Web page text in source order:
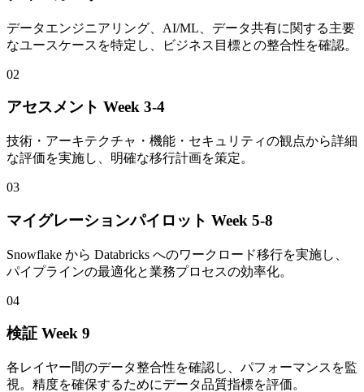
データエンジニアリング、AI/ML、データ共有に関する主要
なユースケースを特定し、ビジネス目標との整合性を確認。
02
アセスメント Week 3-4
技術・アーキテクチャ・機能・セキュリティの観点から詳細
な評価を実施し、明確な移行計画を策定。
03
マイグレーションパイロット Week 5-8
Snowflake から Databricks へのワークロード移行を実施し、
パイプラインの最適化と業務プロセスの効率化。
04
検証 Week 9
各レイヤー間のデータ整合性を確認し、パフォーマンスを監
視。精度を確保するためにデータ品質指標を評価。